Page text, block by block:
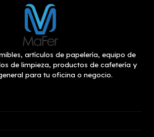
artículos de papelería, equipo de
de limpieza, productos de cafetería y
para tu oficina o negocio.